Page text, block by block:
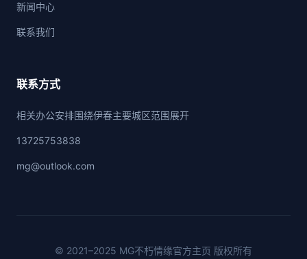
新闻中心
联系我们
联系方式
相关办公安排围绕伊春主要城区范围展开
13725753838
mg@outlook.com
© 2021–2025 MG不朽情缘官方主页 版权所有